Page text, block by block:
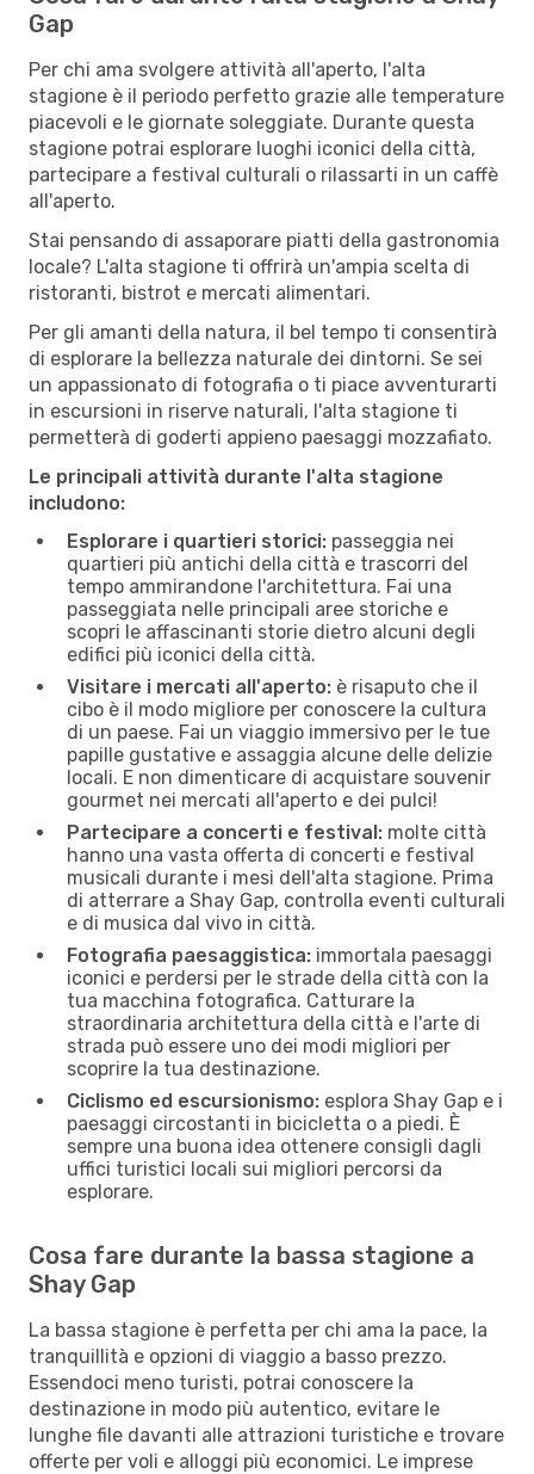
Gap
Per chi ama svolgere attività all'aperto, l'alta
stagione è il periodo perfetto grazie alle temperature
piacevoli e le giornate soleggiate. Durante questa
stagione potrai esplorare luoghi iconici della città,
partecipare a festival culturali o rilassarti in un caffè
all'aperto.
Stai pensando di assaporare piatti della gastronomia
locale? L'alta stagione ti offrirà un'ampia scelta di
ristoranti, bistrot e mercati alimentari.
Per gli amanti della natura, il bel tempo ti consentirà
di esplorare la bellezza naturale dei dintorni. Se sei
un appassionato di fotografia o ti piace avventurarti
in escursioni in riserve naturali, l'alta stagione ti
permetterà di goderti appieno paesaggi mozzafiato.
Le principali attività durante l'alta stagione
includono:
Esplorare i quartieri storici: passeggia nei
quartieri più antichi della città e trascorri del
tempo ammirandone l'architettura. Fai una
passeggiata nelle principali aree storiche e
scopri le affascinanti storie dietro alcuni degli
edifici più iconici della città.
Visitare i mercati all'aperto: è risaputo che il
cibo è il modo migliore per conoscere la cultura
di un paese. Fai un viaggio immersivo per le tue
papille gustative e assaggia alcune delle delizie
locali. E non dimenticare di acquistare souvenir
gourmet nei mercati all'aperto e dei pulci!
Partecipare a concerti e festival: molte città
hanno una vasta offerta di concerti e festival
musicali durante i mesi dell'alta stagione. Prima
di atterrare a Shay Gap, controlla eventi culturali
e di musica dal vivo in città.
Fotografia paesaggistica: immortala paesaggi
iconici e perdersi per le strade della città con la
tua macchina fotografica. Catturare la
straordinaria architettura della città e l'arte di
strada può essere uno dei modi migliori per
scoprire la tua destinazione.
Ciclismo ed escursionismo: esplora Shay Gap e i
paesaggi circostanti in bicicletta o a piedi. È
sempre una buona idea ottenere consigli dagli
uffici turistici locali sui migliori percorsi da
esplorare.
Cosa fare durante la bassa stagione a
Shay Gap
La bassa stagione è perfetta per chi ama la pace, la
tranquillità e opzioni di viaggio a basso prezzo.
Essendoci meno turisti, potrai conoscere la
destinazione in modo più autentico, evitare le
lunghe file davanti alle attrazioni turistiche e trovare
offerte per voli e alloggi più economici. Le imprese